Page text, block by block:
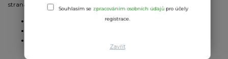
strana: 100% polyester space dye. Prodloužená zadní strana.
Souhlasím se zpracováním osobních údajůpro účely
registrace.
Zavřít